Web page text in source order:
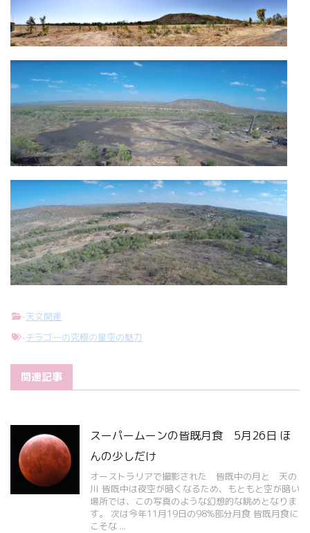
-天文関連
-チラゴーの究極の星空の魅力
関連記事
スーパームーンの皆既月食 5月26日 ほ
んの少しだけ
オーストラリアで撮影された 皆既中の月と 天の
川 皆既中は夜空が暗くなるため、もともと空が暗い
場所では、この写真のような幻想的な眺めとなりま
す。 次は今年11月19日の98%部分月食 皆既月食に
こそな ...